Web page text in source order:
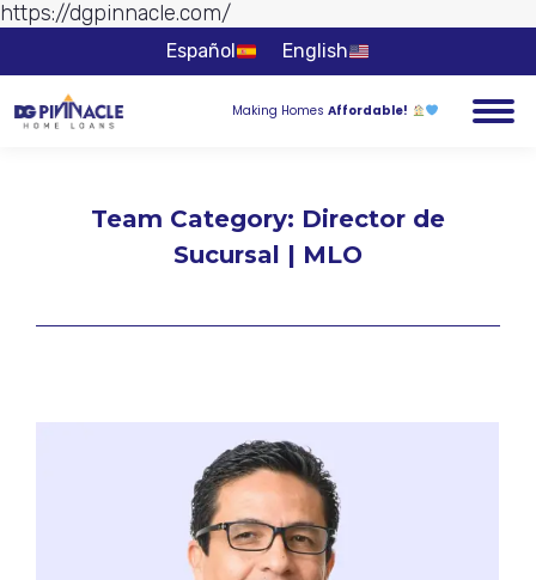
https://dgpinnacle.com/
Ir al
Español English
Making HomesAffordable!
Team Category: Director de
Sucursal | MLO